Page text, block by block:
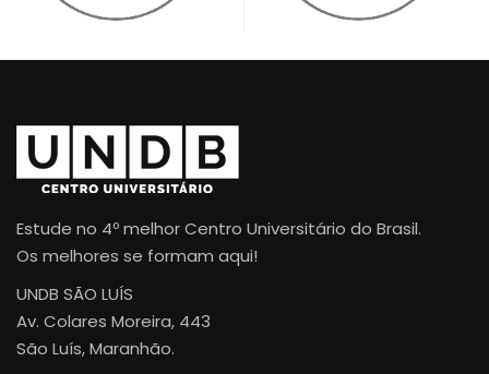
Estude no 4º melhor Centro Universitário do Brasil.
Os melhores se formam aqui!
UNDB SÃO LUÍS
Av. Colares Moreira, 443
São Luís, Maranhão.